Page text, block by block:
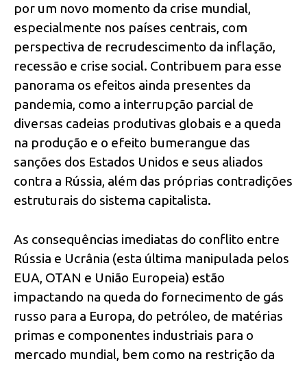
por um novo momento da crise mundial,
especialmente nos países centrais, com
perspectiva de recrudescimento da inflação,
recessão e crise social. Contribuem para esse
panorama os efeitos ainda presentes da
pandemia, como a interrupção parcial de
diversas cadeias produtivas globais e a queda
na produção e o efeito bumerangue das
sanções dos Estados Unidos e seus aliados
contra a Rússia, além das próprias contradições
estruturais do sistema capitalista.
As consequências imediatas do conflito entre
Rússia e Ucrânia (esta última manipulada pelos
EUA, OTAN e União Europeia) estão
impactando na queda do fornecimento de gás
russo para a Europa, do petróleo, de matérias
primas e componentes industriais para o
mercado mundial, bem como na restrição da